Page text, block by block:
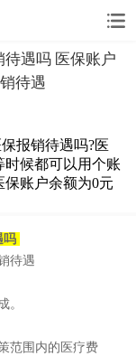
待遇吗 医保账户
待遇
报销待遇吗?医
候都可以用个账
账户余额为0元
吗
待遇
。
范围内的医疗费